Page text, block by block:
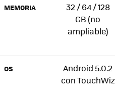
MEMORIA
32 / 64 / 128
GB (no
ampliable)
OS
Android 5.0.2
con TouchWiz